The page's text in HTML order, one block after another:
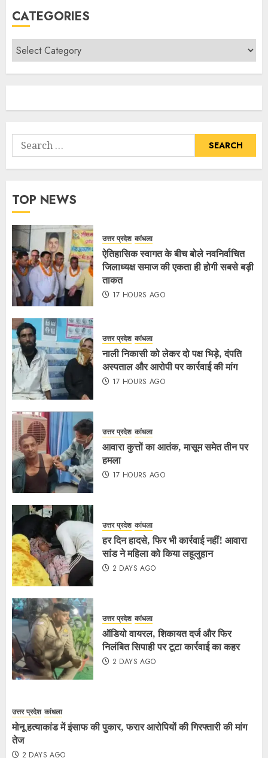
CATEGORIES
TOP NEWS
उत्तर प्रदेश कांधला
ऐतिहासिक स्वागत के बीच बोले नवनिर्वाचित
जिलाध्यक्ष समाज की एकता ही होगी सबसे बड़ी
ताकत
17 HOURS AGO
उत्तर प्रदेश कांधला
नाली निकासी को लेकर दो पक्ष भिड़े, दंपति
अस्पताल और आरोपी पर कार्रवाई की मांग
17 HOURS AGO
उत्तर प्रदेश कांधला
आवारा कुत्तों का आतंक, मासूम समेत तीन पर
हमला
17 HOURS AGO
उत्तर प्रदेश कांधला
हर दिन हादसे, फिर भी कार्रवाई नहीं! आवारा
सांड ने महिला को किया लहूलुहान
2 DAYS AGO
उत्तर प्रदेश कांधला
ऑडियो वायरल, शिकायत दर्ज और फिर
निलंबित सिपाही पर टूटा कार्रवाई का कहर
2 DAYS AGO
उत्तर प्रदेश कांधला
मोनू हत्याकांड में इंसाफ की पुकार, फरार आरोपियों की गिरफ्तारी की मांग
तेज
2 DAYS AGO